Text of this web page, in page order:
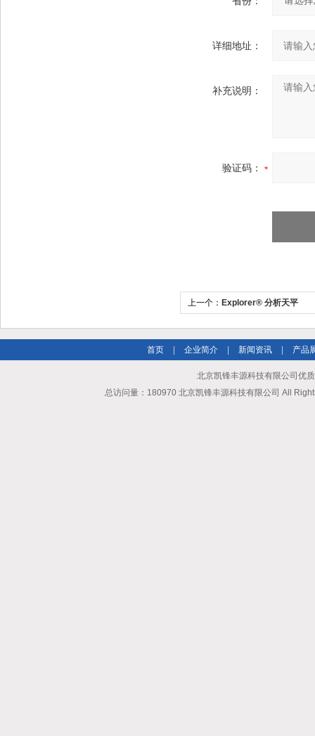
详细地址：
补充说明：
验证码：
上一个： Explorer® 分析天平
首页 企业简介 新闻资讯 产品
北京凯锋丰源科技有限公司优
总访问量：180970 北京凯锋丰源科技有限公司 All